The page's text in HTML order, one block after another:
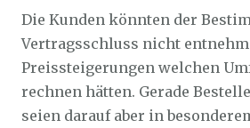
Die Kunden könnten der
Vertragsschluss nicht
Preissteigerungen welchen
rechnen hätten. Gerade
seien darauf aber in